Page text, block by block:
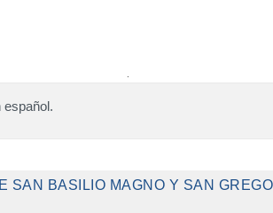
español.
SAN BASILIO MAGNO Y SAN